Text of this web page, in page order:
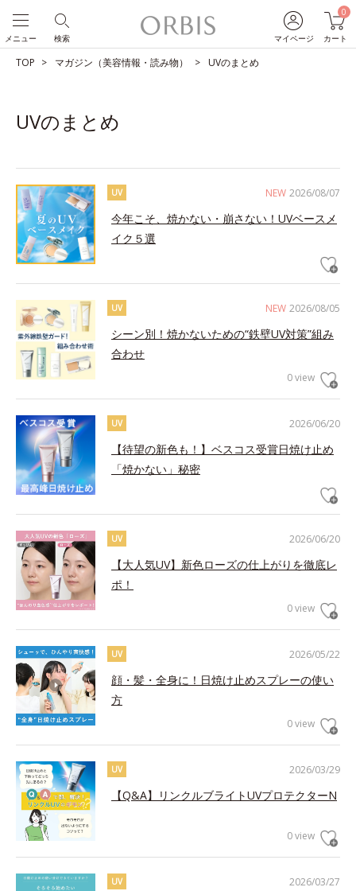
マイページ
0
カート
検索
メニュー
TOP マガジン（美容情報・読み物） UVのまとめ
UVのまとめ
NEW 2026/08/07
UV
今年こそ、焼かない・崩さない！UVベースメ
イク５選
NEW 2026/08/05
UV
シーン別！焼かないための“鉄壁UV対策”組み
合わせ
0 view
2026/06/20
UV
【待望の新色も！】ベスコス受賞日焼け止め
「焼かない」秘密
2026/06/20
UV
【大人気UV】新色ローズの仕上がりを徹底レ
ポ！
0 view
2026/05/22
UV
顔・髪・全身に！日焼け止めスプレーの使い
方
0 view
2026/03/29
UV
【Q&A】リンクルブライトUVプロテクターN
0 view
2026/03/27
UV